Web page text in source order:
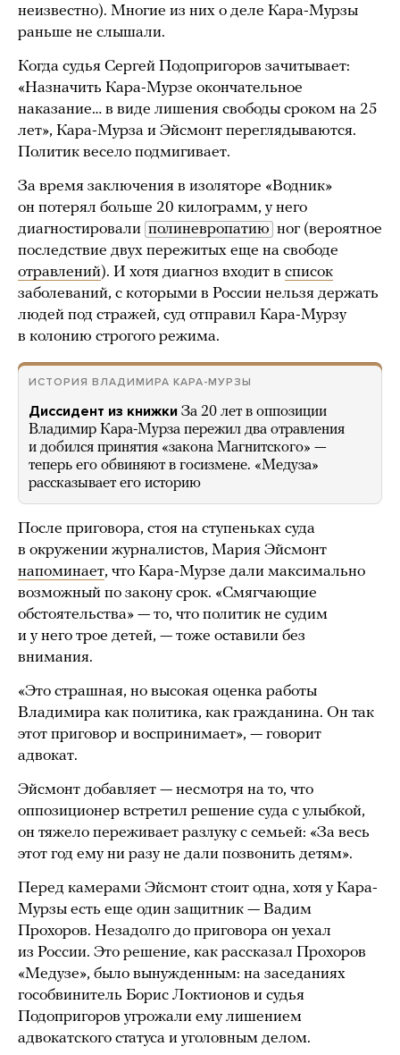
неизвестно). Многие из них о деле Кара-Мурзы
раньше не слышали.
Когда судья Сергей Подопригоров зачитывает:
«Назначить Кара-Мурзе окончательное
наказание… в виде лишения свободы сроком на 25
лет», Кара-Мурза и Эйсмонт переглядываются.
Политик весело подмигивает.
За время заключения в изоляторе «Водник»
он потерял больше 20 килограмм, у него
диагностировали полиневропатию ног (вероятное
последствие двух пережитых еще на свободе
отравлений). И хотя диагноз входит в список
заболеваний, с которыми в России нельзя держать
людей под стражей, суд отправил Кара-Мурзу
в колонию строгого режима.
ИСТОРИЯ ВЛАДИМИРА КАРА-МУРЗЫ
Диссидент из книжки За 20 лет в оппозиции
Владимир Кара-Мурза пережил два отравления
и добился принятия «закона Магнитского» —
теперь его обвиняют в госизмене. «Медуза»
рассказывает его историю
После приговора, стоя на ступеньках суда
в окружении журналистов, Мария Эйсмонт
напоминает, что Кара-Мурзе дали максимально
возможный по закону срок. «Смягчающие
обстоятельства» — то, что политик не судим
и у него трое детей, — тоже оставили без
внимания.
«Это страшная, но высокая оценка работы
Владимира как политика, как гражданина. Он так
этот приговор и воспринимает», — говорит
адвокат.
Эйсмонт добавляет — несмотря на то, что
оппозиционер встретил решение суда с улыбкой,
он тяжело переживает разлуку с семьей: «За весь
этот год ему ни разу не дали позвонить детям».
Перед камерами Эйсмонт стоит одна, хотя у Кара-
Мурзы есть еще один защитник — Вадим
Прохоров. Незадолго до приговора он уехал
из России. Это решение, как рассказал Прохоров
«Медузе», было вынужденным: на заседаниях
гособвинитель Борис Локтионов и судья
Подопригоров угрожали ему лишением
адвокатского статуса и уголовным делом.